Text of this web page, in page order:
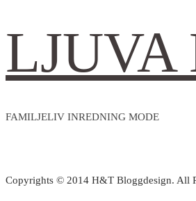
FAMILJELIV INREDNING MODE
Copyrights © 2014 H&T Bloggdesign. All